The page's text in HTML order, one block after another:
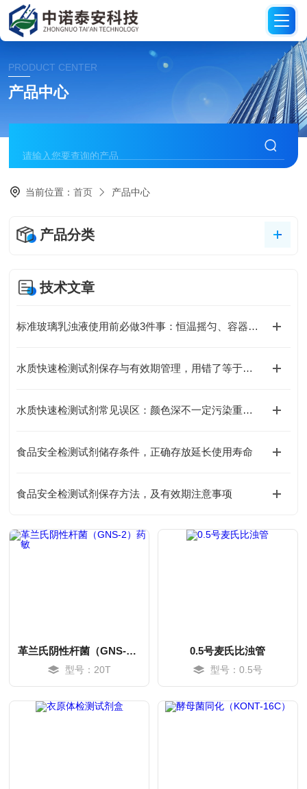
PRODUCT CENTER
产品中心
当前位置：首页 产品中心
产品分类
技术文章
标准玻璃乳浊液使用前必做3件事：恒温摇匀、容器清洁，避免引入人为测量误差
水质快速检测试剂保存与有效期管理，用错了等于白测
水质快速检测试剂常见误区：颜色深不一定污染重，这几个坑别再踩了
食品安全检测试剂储存条件，正确存放延长使用寿命
食品安全检测试剂保存方法，及有效期注意事项
革兰氏阴性杆菌（GNS-2）药敏
型号：20T
0.5号麦氏比浊管
型号：0.5号